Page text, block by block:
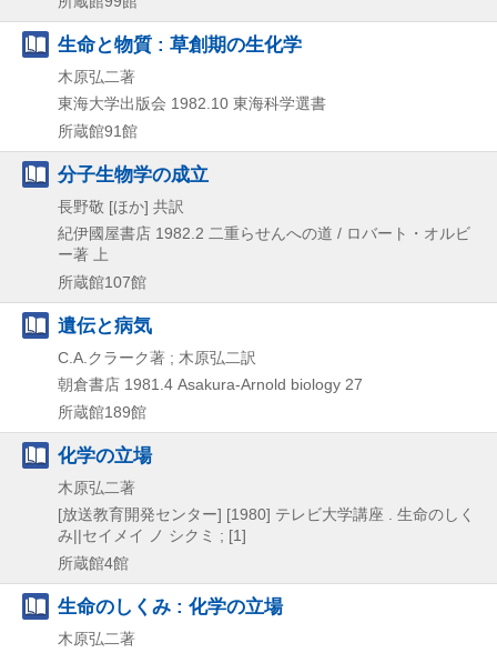
生命と物質 : 草創期の生化学
木原弘二著
東海大学出版会 1982.10 東海科学選書
所蔵館91館
分子生物学の成立
長野敬 [ほか] 共訳
紀伊國屋書店 1982.2 二重らせんへの道 / ロバート・オルビ
ー著 上
所蔵館107館
遺伝と病気
C.A.クラーク著 ; 木原弘二訳
朝倉書店 1981.4 Asakura-Arnold biology 27
所蔵館189館
化学の立場
木原弘二著
[放送教育開発センター] [1980] テレビ大学講座 . 生命のしく
み||セイメイ ノ シクミ ; [1]
所蔵館4館
生命のしくみ : 化学の立場
木原弘二著